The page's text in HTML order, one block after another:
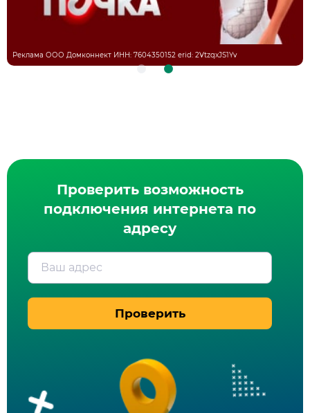
Реклама ООО Домконнект ИНН: 7604350152 erid: 2VtzqxJS1Yv
Проверить возможность
подключения интернета по
адресу
Ваш адрес
Проверить